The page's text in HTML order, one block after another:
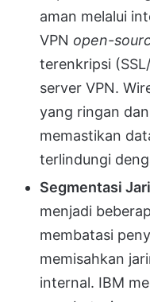
aman melalui
VPN open-
terenkripsi
server VPN.
yang ringan
memastikan
terlindungi
Segmentasi
menjadi
membatasi
memisahkan
internal. IBM